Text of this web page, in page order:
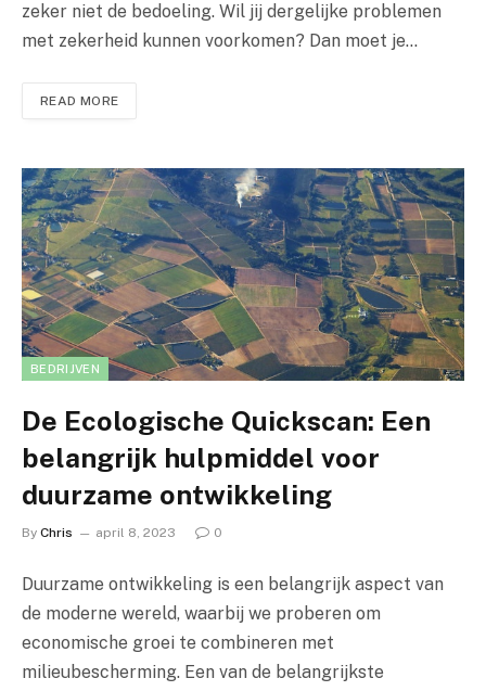
zeker niet de bedoeling. Wil jij dergelijke problemen
met zekerheid kunnen voorkomen? Dan moet je…
READ MORE
BEDRIJVEN
De Ecologische Quickscan: Een
belangrijk hulpmiddel voor
duurzame ontwikkeling
By Chris april 8, 2023 0
Duurzame ontwikkeling is een belangrijk aspect van
de moderne wereld, waarbij we proberen om
economische groei te combineren met
milieubescherming. Een van de belangrijkste